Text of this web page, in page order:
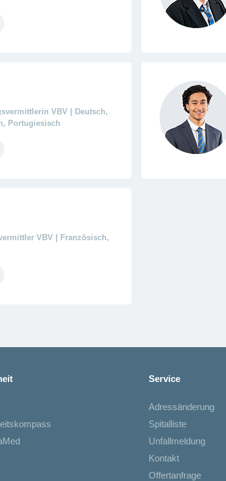
VBV | Deutsch,
Portugiesisch
VBV | Französisch,
Service
Adressänderung
Spitalliste
Unfallmeldung
Kontakt
Offertanfrage